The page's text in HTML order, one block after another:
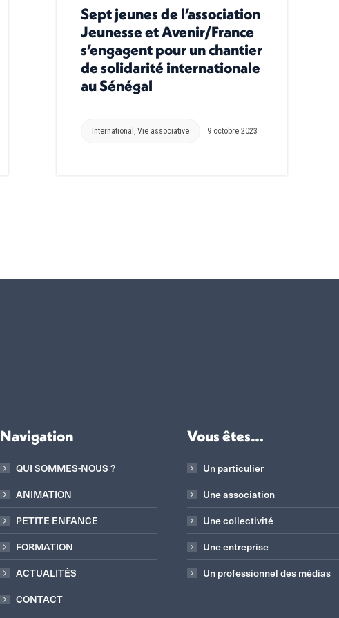
Sept jeunes de l’association
Jeunesse et Avenir/France
s’engagent pour un chantier
de solidarité internationale
au Sénégal
International ,Vie associative 9 octobre 2023
Navigation
QUI SOMMES-NOUS ?
ANIMATION
PETITE ENFANCE
FORMATION
ACTUALITÉS
CONTACT
Vous êtes…
Un particulier
Une association
Une collectivité
Une entreprise
Un professionnel des médias